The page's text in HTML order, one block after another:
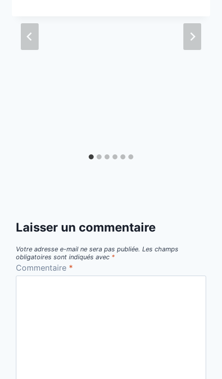
Laisser un commentaire
Votre adresse e-mail ne sera pas publiée. Les champs
obligatoires sont indiqués avec *
Commentaire *